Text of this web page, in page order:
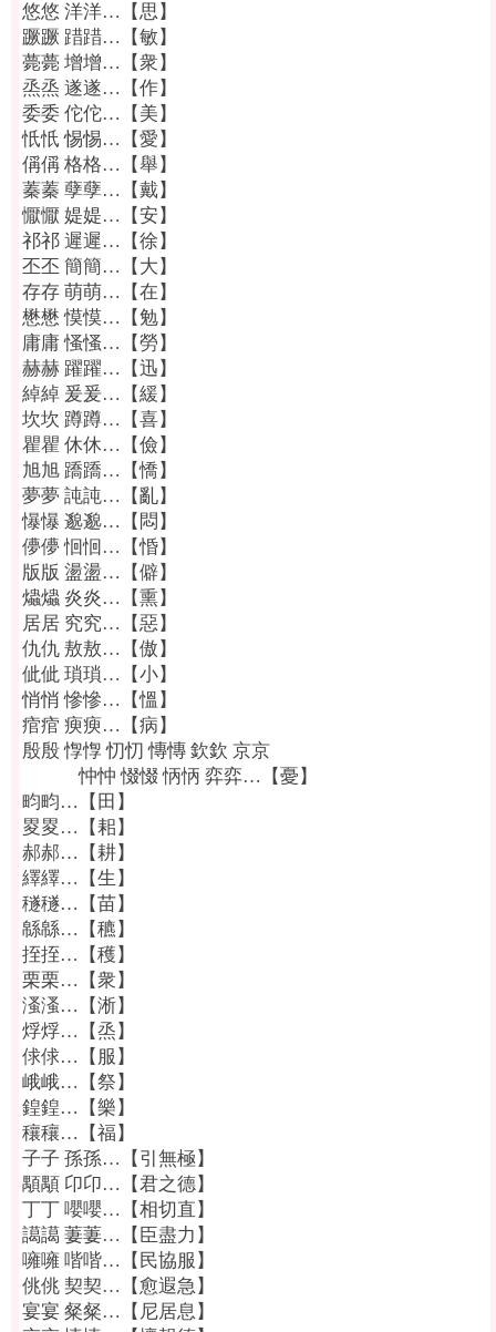
悠悠 洋洋…【思】
蹶蹶 踖踖…【敏】
薨薨 增增…【衆】
烝烝 遂遂…【作】
委委 佗佗…【美】
忯忯 惕惕…【愛】
偁偁 格格…【舉】
蓁蓁 孽孽…【戴】
懨懨 媞媞…【安】
祁祁 遲遲…【徐】
丕丕 簡簡…【大】
存存 萌萌…【在】
懋懋 慔慔…【勉】
庸庸 慅慅…【勞】
赫赫 躍躍…【迅】
綽綽 爰爰…【緩】
坎坎 蹲蹲…【喜】
瞿瞿 休休…【儉】
旭旭 蹻蹻…【憍】
夢夢 訰訰…【亂】
懪懪 邈邈…【悶】
儚儚 恛恛…【惛】
版版 盪盪…【僻】
爞爞 炎炎…【熏】
居居 究究…【惡】
仇仇 敖敖…【傲】
佌佌 瑣瑣…【小】
悄悄 慘慘…【慍】
痯痯 瘐瘐…【病】
殷殷 惸惸 忉忉 慱慱 欽欽 京京
忡忡 惙惙 怲怲 弈弈…【憂】
畇畇…【田】
畟畟…【耜】
郝郝…【耕】
繹繹…【生】
穟穟…【苗】
緜緜…【穮】
挃挃…【穫】
栗栗…【衆】
溞溞…【淅】
烰烰…【烝】
俅俅…【服】
峨峨…【祭】
鍠鍠…【樂】
穰穰…【福】
子子 孫孫…【引無極】
顒顒 卬卬…【君之德】
丁丁 嚶嚶…【相切直】
譪譪 萋萋…【臣盡力】
噰噰 喈喈…【民協服】
佻佻 契契…【愈遐急】
宴宴 粲粲…【尼居息】